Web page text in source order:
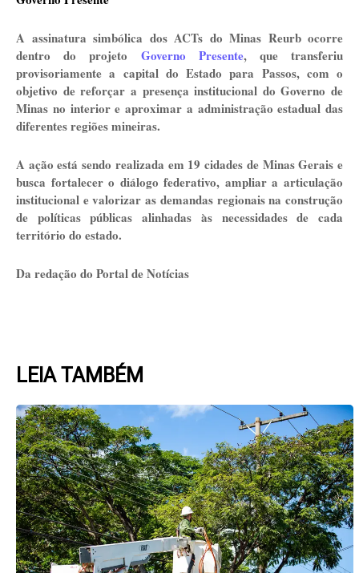
A assinatura simbólica dos ACTs do Minas Reurb ocorre
dentro do projeto Governo Presente, que transferiu
provisoriamente a capital do Estado para Passos, com o
objetivo de reforçar a presença institucional do Governo de
Minas no interior e aproximar a administração estadual das
diferentes regiões mineiras.
A ação está sendo realizada em 19 cidades de Minas Gerais e
busca fortalecer o diálogo federativo, ampliar a articulação
institucional e valorizar as demandas regionais na construção
de políticas públicas alinhadas às necessidades de cada
território do estado.
Da redação do Portal de Notícias
LEIA TAMBÉM
PagePagePagePagePage